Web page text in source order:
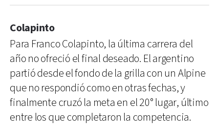
Colapinto
Para Franco Colapinto, la última carrera del
año no ofreció el final deseado. El argentino
partió desde el fondo de la grilla con un Alpine
que no respondió como en otras fechas, y
finalmente cruzó la meta en el 20° lugar, último
entre los que completaron la competencia.